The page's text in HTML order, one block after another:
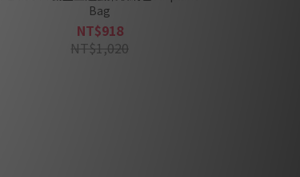
Bag
NT$918
NT$1,020